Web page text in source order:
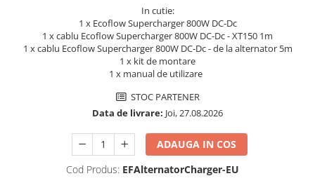
Sisteme fotovoltaice de putere
mica (rulota/caravan/case de
vacanta)
Sisteme fotovoltaice profesionale
Pachete sisteme fotovoltaice
Statii de incarcare vehicule
Cabluri de incarcare vehicule
In cutie:
1 x Ecoflow Supercharger 800W DC-Dc
1 x cablu Ecoflow Supercharger 800W DC-Dc - XT150 1m
1 x cablu Ecoflow Supercharger 800W DC-Dc - de la alternator 5m
1 x kit de montare
1 x manual de utilizare
STOC PARTENER
Data de livrare: Joi, 27.08.2026
ADAUGA IN COS
Cod Produs: EFAlternatorCharger-EU